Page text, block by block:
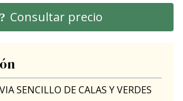
Consultar precio
SENCILLO DE CALAS Y VERDES